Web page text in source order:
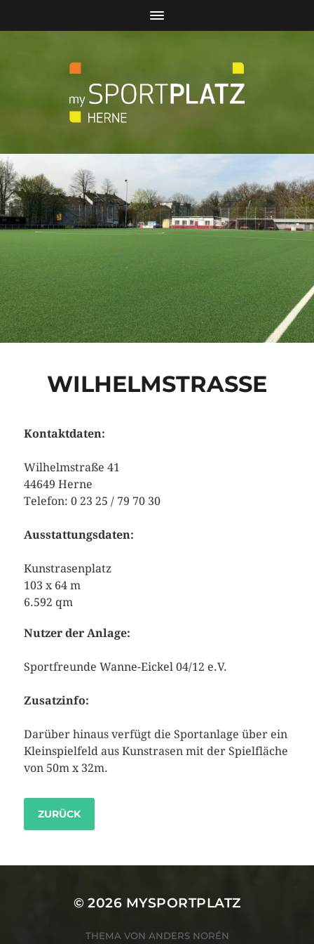
WILHELMSTRASSE
Kontaktdaten:
Wilhelmstraße 41
44649 Herne
Telefon: 0 23 25 / 79 70 30
Ausstattungsdaten:
Kunstrasenplatz
103 x 64 m
6.592 qm
Nutzer der Anlage:
Sportfreunde Wanne-Eickel 04/12 e.V.
Zusatzinfo:
Darüber hinaus verfügt die Sportanlage über ein
Kleinspielfeld aus Kunstrasen mit der Spielfläche
von 50m x 32m.
ZURÜCK
© 2026 MYSPORTPLATZ
THEMA VON ANDERS NORÉN